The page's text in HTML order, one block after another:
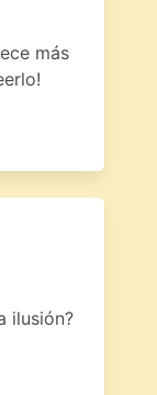
más
ilusión?